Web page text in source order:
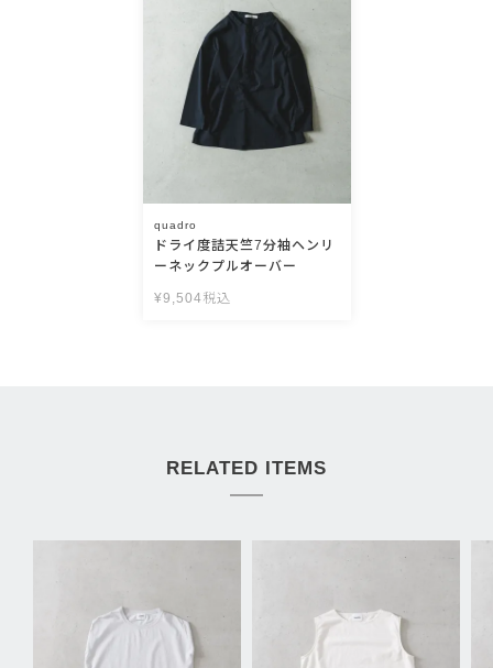
quadro
ドライ度詰天竺7分袖ヘンリ
ーネックプルオーバー
¥9,504税込
RELATED ITEMS